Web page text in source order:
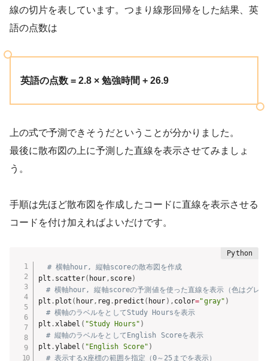
線の切片を表しています。つまり線形回帰をした結果、英
語の点数は
英語の点数 = 2.8 × 勉強時間 + 26.9
上の式で予測できそうだということが分かりました。
最後に散布図の上に予測した直線を表示させてみましょ
う。
手順は先ほど散布図を作成したコードに直線を表示させる
コードを付け加えればよいだけです。
# 横軸hour, 縦軸scoreの散布図を作成
plt . scatter( hour , score)
# 横軸hour, 縦軸scoreの予測値を使った直線を表示（色はグレ
plt . plot ( hour, reg . predict ( hour ) , color="gray" )
# 横軸のラベルをとしてStudy Hoursを表示
plt . xlabel ( "Study Hours" )
# 縦軸のラベルをとしてEnglish Scoreを表示
plt .ylabel ( "English Score" )
# 表示するx座標の範囲を指定（0～25までを表示）